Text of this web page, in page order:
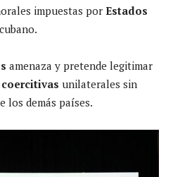
impuestas porEstados
amenaza y pretende legitimar
unilaterales sin
los demás países.